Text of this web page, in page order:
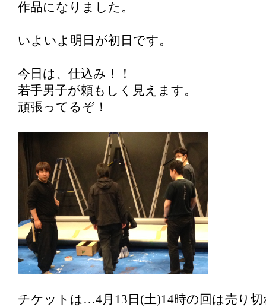
作品になりました。
いよいよ明日が初日です。
今日は、仕込み！！
若手男子が頼もしく見えます。
頑張ってるぞ！
チケットは…4月13日(土)14時の回は売り